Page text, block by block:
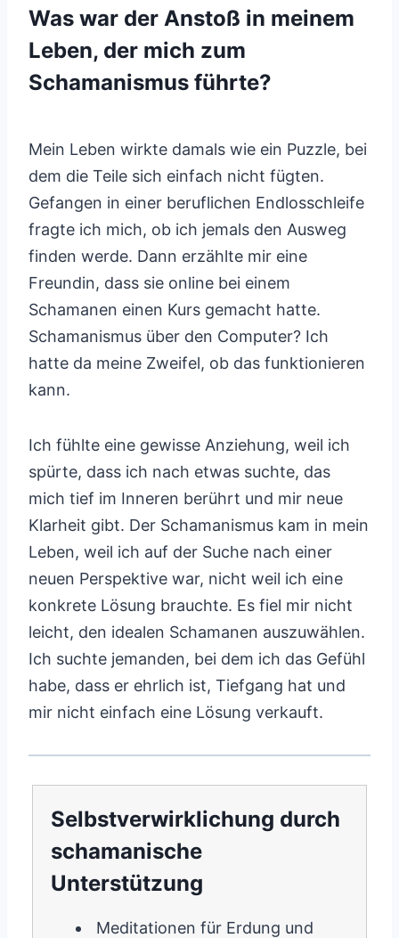
Was war der Anstoß in meinem
Leben, der mich zum
Schamanismus führte?
Mein Leben wirkte damals wie ein Puzzle, bei
dem die Teile sich einfach nicht fügten.
Gefangen in einer beruflichen Endlosschleife
fragte ich mich, ob ich jemals den Ausweg
finden werde. Dann erzählte mir eine
Freundin, dass sie online bei einem
Schamanen einen Kurs gemacht hatte.
Schamanismus über den Computer? Ich
hatte da meine Zweifel, ob das funktionieren
kann.
Ich fühlte eine gewisse Anziehung, weil ich
spürte, dass ich nach etwas suchte, das
mich tief im Inneren berührt und mir neue
Klarheit gibt. Der Schamanismus kam in mein
Leben, weil ich auf der Suche nach einer
neuen Perspektive war, nicht weil ich eine
konkrete Lösung brauchte. Es fiel mir nicht
leicht, den idealen Schamanen auszuwählen.
Ich suchte jemanden, bei dem ich das Gefühl
habe, dass er ehrlich ist, Tiefgang hat und
mir nicht einfach eine Lösung verkauft.
Selbstverwirklichung durch
schamanische
Unterstützung
Meditationen für Erdung und